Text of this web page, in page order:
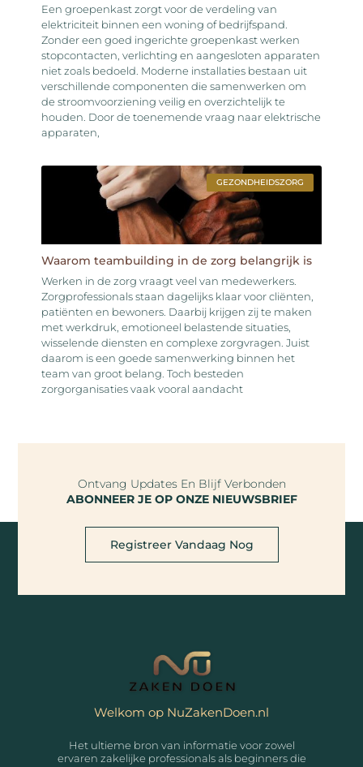
Een groepenkast zorgt voor de verdeling van
elektriciteit binnen een woning of bedrijfspand.
Zonder een goed ingerichte groepenkast werken
stopcontacten, verlichting en aangesloten apparaten
niet zoals bedoeld. Moderne installaties bestaan uit
verschillende componenten die samenwerken om
de stroomvoorziening veilig en overzichtelijk te
houden. Door de toenemende vraag naar elektrische
apparaten,
GEZONDHEIDSZORG
Waarom teambuilding in de zorg belangrijk is
Werken in de zorg vraagt veel van medewerkers.
Zorgprofessionals staan dagelijks klaar voor cliënten,
patiënten en bewoners. Daarbij krijgen zij te maken
met werkdruk, emotioneel belastende situaties,
wisselende diensten en complexe zorgvragen. Juist
daarom is een goede samenwerking binnen het
team van groot belang. Toch besteden
zorgorganisaties vaak vooral aandacht
Ontvang Updates En Blijf Verbonden
ABONNEER JE OP ONZE NIEUWSBRIEF
Registreer Vandaag Nog
Welkom op NuZakenDoen.nl
Het ultieme bron van informatie voor zowel
ervaren zakelijke professionals als beginners die